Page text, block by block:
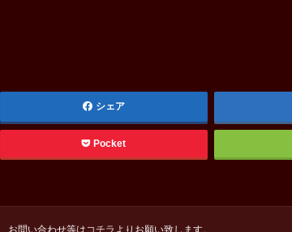
シェア
Pocket
お問い合わせ等は コチラ よりお願い致します。